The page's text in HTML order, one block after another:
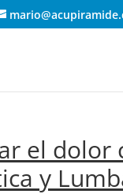
el dolor
y